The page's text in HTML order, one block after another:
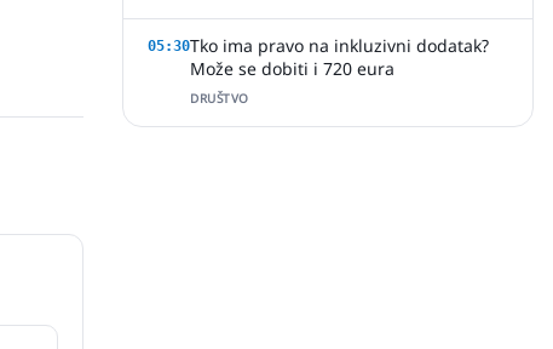
05:30Tko ima pravo na inkluzivni dodatak?
Može se dobiti i 720 eura
DRUŠTVO